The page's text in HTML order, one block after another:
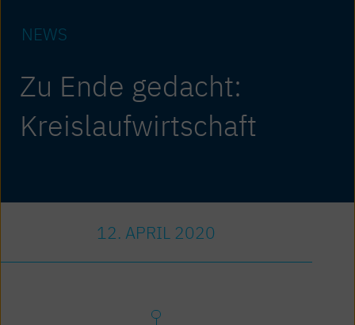
NEWS
Zu Ende gedacht:
Kreislaufwirtschaft
12. APRIL 2020